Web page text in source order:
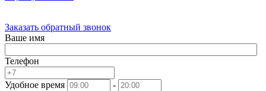
Заказать обратный звонок
Ваше имя
Телефон
Удобное время
-